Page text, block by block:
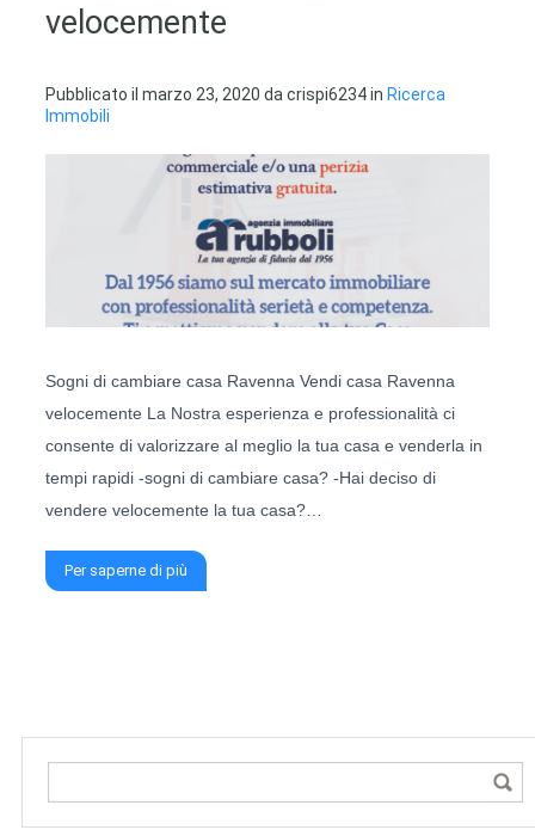
velocemente
Pubblicato il marzo 23, 2020 da crispi6234in Ricerca
Immobili
Sogni di cambiare casa Ravenna Vendi casa Ravenna
velocemente La Nostra esperienza e professionalità ci
consente di valorizzare al meglio la tua casa e venderla in
tempi rapidi -sogni di cambiare casa? -Hai deciso di
vendere velocemente la tua casa?…
Per saperne di più